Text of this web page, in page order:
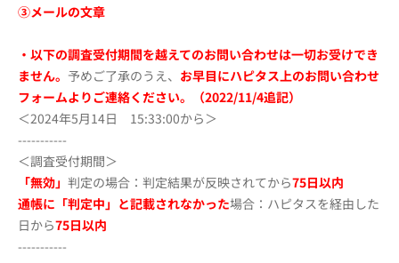
③メールの文章
・ 以下の調査受付期間を越えてのお問い合わせは一切お受けでき
ません。 予めご了承のうえ、 お早目にハピタス上のお問い合わせ
フォームよりご連絡ください。（2022/11/4追記）
＜2024年5月14日 15:33:00から＞
-----------
＜調査受付期間＞
「無効」 判定の場合：判定結果が反映されてから75日以内
通帳に「判定中」と記載されなかった場合：ハピタスを経由した
日から75日以内
-----------